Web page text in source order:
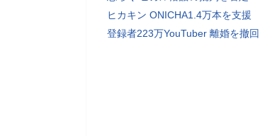
ヒカキン ONICHA1.4万本を支援
登録者223万YouTuber 離婚を撤回